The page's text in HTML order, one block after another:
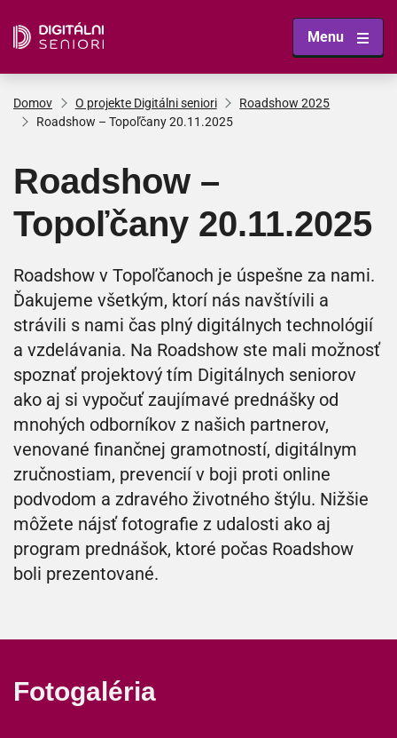
Menu
Domov O projekte Digitálni seniori
Roadshow 2025
Roadshow – Topoľčany 20.11.2025
Roadshow –
Topoľčany 20.11.2025
Roadshow v Topoľčanoch je úspešne za nami.
Ďakujeme všetkým, ktorí nás navštívili a
strávili s nami čas plný digitálnych technológií
a vzdelávania. Na Roadshow ste mali možnosť
spoznať projektový tím Digitálnych seniorov
ako aj si vypočuť zaujímavé prednášky od
mnohých odborníkov z našich partnerov,
venované finančnej gramotností, digitálnym
zručnostiam, prevencií v boji proti online
podvodom a zdravého životného štýlu. Nižšie
môžete nájsť fotografie z udalosti ako aj
program prednášok, ktoré počas Roadshow
boli prezentované.
Fotogaléria